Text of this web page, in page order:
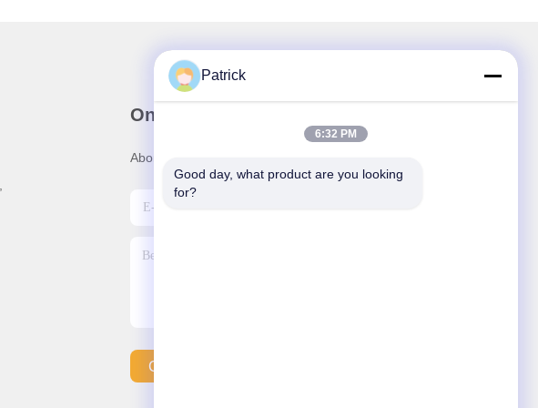
Onze Nieuwsbrief
Abonneer u op onze nieuwsbrief voor kortingen en meer.
Contacteer Ons
Patrick
6:32 PM
Good day, what product are you looking
for?